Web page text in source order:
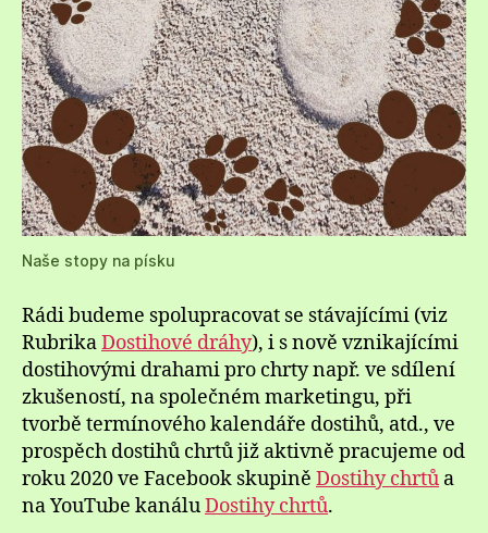
Naše stopy na písku
Rádi budeme spolupracovat se stávajícími (viz
RubrikaDostihové dráhy), i s nově vznikajícími
dostihovými drahami pro chrty např. ve sdílení
zkušeností, na společném marketingu, při
tvorbě termínového kalendáře dostihů, atd., ve
prospěch dostihů chrtů již aktivně pracujeme od
roku 2020 ve Facebook skupině Dostihy chrtů a
na YouTube kanáluDostihy chrtů.